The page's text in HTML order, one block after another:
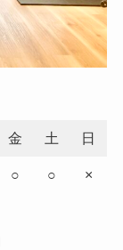
金 土 日
○ ○ ×